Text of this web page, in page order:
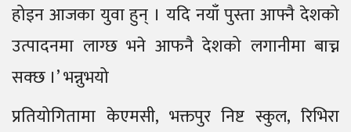
होइन आजका युवा हुन् । यदि नयाँ पुस्ता आफ्नै देशको
उत्पादनमा लाग्छ भने आफनै देशको लगानीमा बाच्न
सक्छ ।’ भन्नुभयो
प्रतियोगितामा केएमसी, भक्तपुर निष्ट स्कुल, रिभिरा